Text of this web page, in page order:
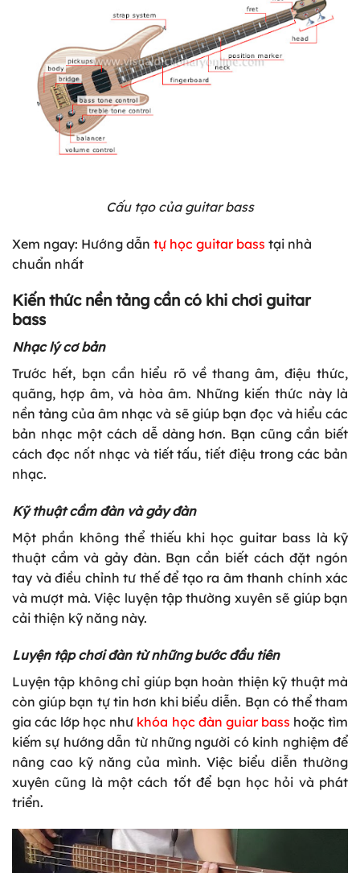
Cấu tạo của guitar bass
Xem ngay: Hướng dẫn tự học guitar bass tại nhà
chuẩn nhất
Kiến thức nền tảng cần có khi chơi guitar
bass
Nhạc lý cơ bản
Trước hết, bạn cần hiểu rõ về thang âm, điệu thức,
quãng, hợp âm, và hòa âm. Những kiến thức này là
nền tảng của âm nhạc và sẽ giúp bạn đọc và hiểu các
bản nhạc một cách dễ dàng hơn. Bạn cũng cần biết
cách đọc nốt nhạc và tiết tấu, tiết điệu trong các bản
nhạc.
Kỹ thuật cầm đàn và gảy đàn
Một phần không thể thiếu khi học guitar bass là kỹ
thuật cầm và gảy đàn. Bạn cần biết cách đặt ngón
tay và điều chỉnh tư thế để tạo ra âm thanh chính xác
và mượt mà. Việc luyện tập thường xuyên sẽ giúp bạn
cải thiện kỹ năng này.
Luyện tập chơi đàn từ những bước đầu tiên
Luyện tập không chỉ giúp bạn hoàn thiện kỹ thuật mà
còn giúp bạn tự tin hơn khi biểu diễn. Bạn có thể tham
gia các lớp học như khóa học đàn guiar bass hoặc tìm
kiếm sự hướng dẫn từ những người có kinh nghiệm để
nâng cao kỹ năng của mình. Việc biểu diễn thường
xuyên cũng là một cách tốt để bạn học hỏi và phát
triển.